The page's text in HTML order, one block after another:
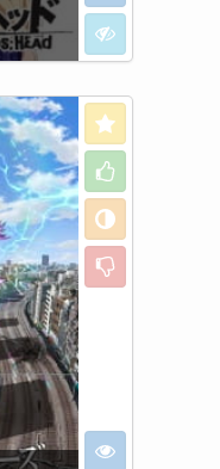
I don't want to
Love
Like
Neutral
Dislike
I want to see